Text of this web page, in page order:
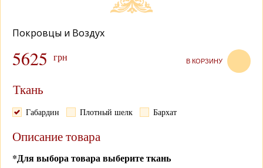
Покровцы и Воздух
5625 грн В КОРЗИНУ
Ткань
Габардин Плотный шелк Бархат
Описание товара
*Для выбора товара выберите ткань